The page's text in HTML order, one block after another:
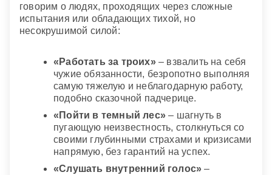
говорим о людях, проходящих через сложные
испытания или обладающих тихой, но
несокрушимой силой:
«Работать за троих»– взвалить на себя
чужие обязанности, безропотно выполняя
самую тяжелую и неблагодарную работу,
подобно сказочной падчерице.
«Пойти в темный лес» – шагнуть в
пугающую неизвестность, столкнуться со
своими глубинными страхами и кризисами
напрямую, без гарантий на успех.
«Слушать внутренний голос» –